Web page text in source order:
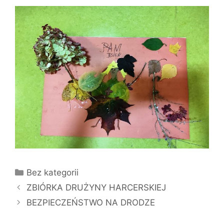
Kategorie
Bez kategorii
ZBIÓRKA DRUŻYNY HARCERSKIEJ
BEZPIECZEŃSTWO NA DRODZE